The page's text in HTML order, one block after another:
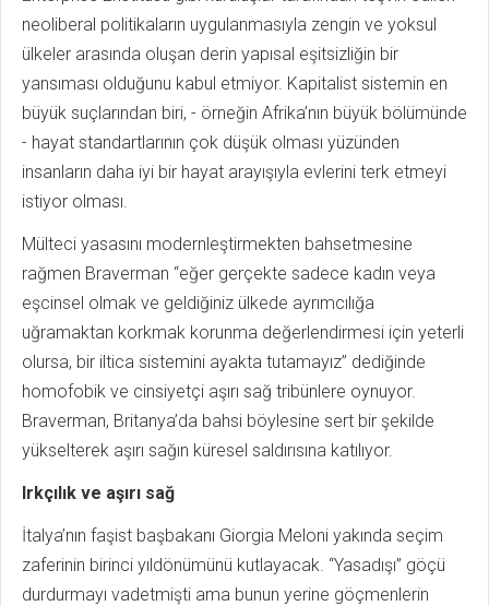
neoliberal politikaların uygulanmasıyla zengin ve yoksul
ülkeler arasında oluşan derin yapısal eşitsizliğin bir
yansıması olduğunu kabul etmiyor. Kapitalist sistemin en
büyük suçlarından biri, - örneğin Afrika’nın büyük bölümünde
- hayat standartlarının çok düşük olması yüzünden
insanların daha iyi bir hayat arayışıyla evlerini terk etmeyi
istiyor olması.
Mülteci yasasını modernleştirmekten bahsetmesine
rağmen Braverman “eğer gerçekte sadece kadın veya
eşcinsel olmak ve geldiğiniz ülkede ayrımcılığa
uğramaktan korkmak korunma değerlendirmesi için yeterli
olursa, bir iltica sistemini ayakta tutamayız” dediğinde
homofobik ve cinsiyetçi aşırı sağ tribünlere oynuyor.
Braverman, Britanya’da bahsi böylesine sert bir şekilde
yükselterek aşırı sağın küresel saldırısına katılıyor.
Irkçılık ve aşırı sağ
İtalya’nın faşist başbakanı Giorgia Meloni yakında seçim
zaferinin birinci yıldönümünü kutlayacak. “Yasadışı” göçü
durdurmayı vadetmişti ama bunun yerine göçmenlerin